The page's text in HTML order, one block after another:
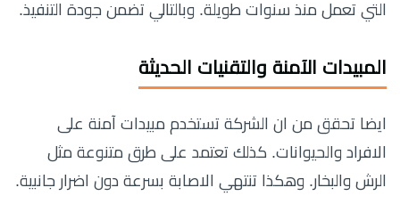
التي تعمل منذ سنوات طويلة. وبالتالي تضمن جودة التنفيذ.
المبيدات الآمنة والتقنيات الحديثة
ايضا تحقق من ان الشركة تستخدم مبيدات آمنة على
الافراد والحيوانات. كذلك تعتمد على طرق متنوعة مثل
الرش والبخار. وهكذا تنتهي الاصابة بسرعة دون اضرار جانبية.